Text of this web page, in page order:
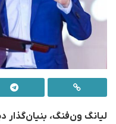
لیانگ ون‌فنگ،